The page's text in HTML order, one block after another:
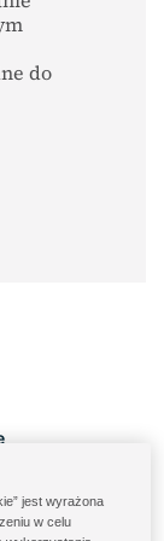
do
jest wyrażona
w celu